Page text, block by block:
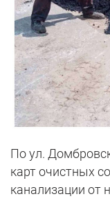
По ул.
карт очистных
канализации от